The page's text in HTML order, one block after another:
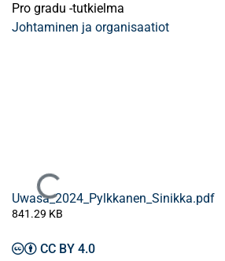
Pro gradu -tutkielma
Johtaminen ja organisaatiot
Ladataan...
Uwasa_2024_Pylkkanen_Sinikka.pdf
841.29 KB
CC BY 4.0